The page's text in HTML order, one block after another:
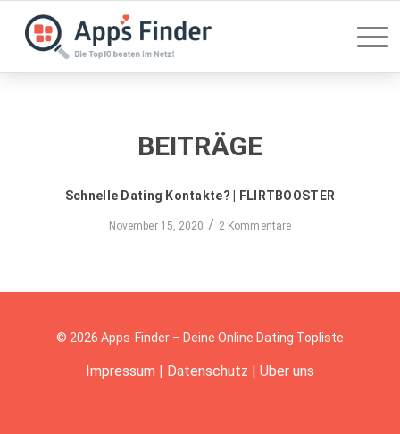
BEITRÄGE
Schnelle Dating Kontakte? | FLIRTBOOSTER
November 15, 2020 / 2 Kommentare
© 2026 Apps-Finder – Deine Online Dating Topliste
Impressum | Datenschutz | Über uns